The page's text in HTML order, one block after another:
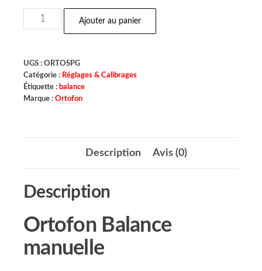
Ajouter au panier
UGS : ORTOSPG
Catégorie : Réglages & Calibrages
Étiquette : balance
Marque : Ortofon
Description Avis (0)
Description
Ortofon Balance
manuelle